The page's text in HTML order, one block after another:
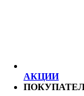
АКЦИИ